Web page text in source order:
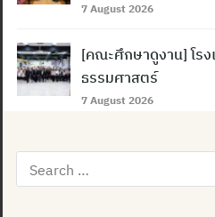
for:
7 August 2026
[คณะศึกษาดูงาน] โร
ธรรมศาสตร์
7 August 2026
Search
for: